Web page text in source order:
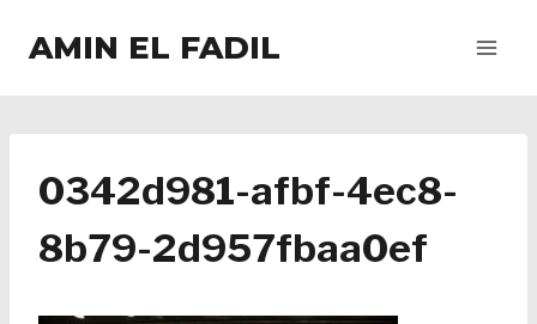
AMIN EL FADIL
0342d981-afbf-4ec8-
8b79-2d957fbaa0ef